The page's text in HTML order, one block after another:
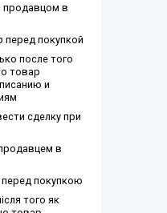
продавцом в
покупкой
после того
товар
и
сделку при
в
покупкою
того як